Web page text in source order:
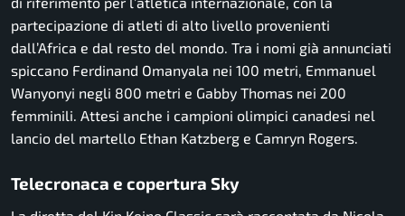
partecipazione di atleti di alto livello provenienti
dall’Africa e dal resto del mondo. Tra i nomi già annunciati
spiccano Ferdinand Omanyala nei 100 metri, Emmanuel
Wanyonyi negli 800 metri e Gabby Thomas nei 200
femminili. Attesi anche i campioni olimpici canadesi nel
lancio del martello Ethan Katzberg e Camryn Rogers.
Telecronaca e copertura Sky